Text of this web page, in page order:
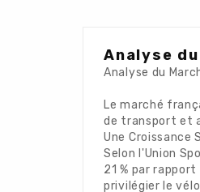
Analyse
Analyse du
Le marché
de transport et
Une Croissance
Selon l'Union
21 % par
privilégier le